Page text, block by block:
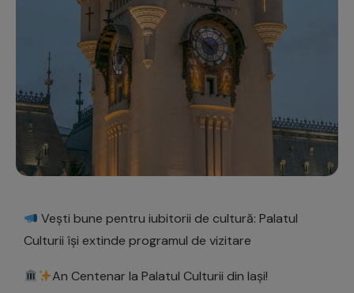
Vești bune pentru iubitorii de cultură: Palatul
Culturii își extinde programul de vizitare
An Centenar la Palatul Culturii din Iași!